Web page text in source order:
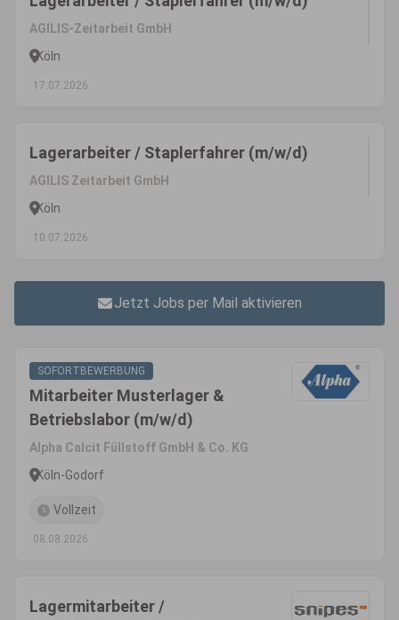
AGILIS-Zeitarbeit GmbH
Köln
17.07.2026
Lagerarbeiter / Staplerfahrer (m/w/d)
AGILIS Zeitarbeit GmbH
Köln
10.07.2026
Jetzt Jobs per Mail aktivieren
SOFORTBEWERBUNG
Mitarbeiter Musterlager &
Betriebslabor (m/w/d)
Alpha Calcit Füllstoff GmbH & Co. KG
Köln-Godorf
Vollzeit
08.08.2026
Lagermitarbeiter /